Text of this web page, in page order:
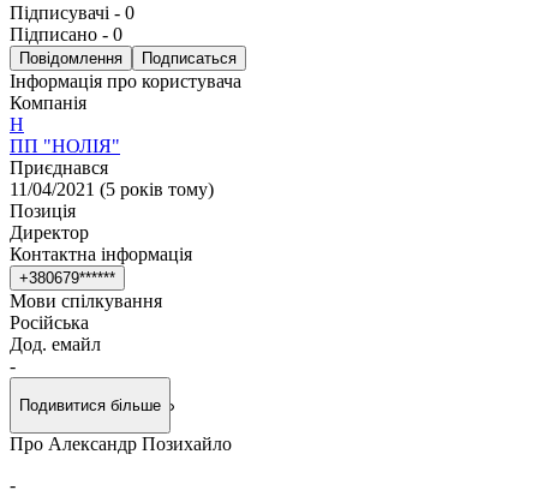
Підписувачі - 0
Підписано - 0
Повідомлення Подписаться
Інформація про користувача
Компанія
Н
ПП "НОЛІЯ"
Приєднався
11/04/2021 (5 років тому)
Позиція
Директор
Контактна інформація
+380679******
Мови спілкування
Російська
Дод. емайл
-
Подивитися більше
Про Александр Позихайло
-